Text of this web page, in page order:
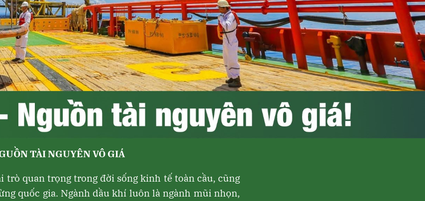
TÀI NGUYÊN VÔ GIÁ
trò quan trọng trong đời sống kinh tế toàn cầu, cũng
quốc gia. Ngành dầu khí luôn là ngành mũi nhọn,